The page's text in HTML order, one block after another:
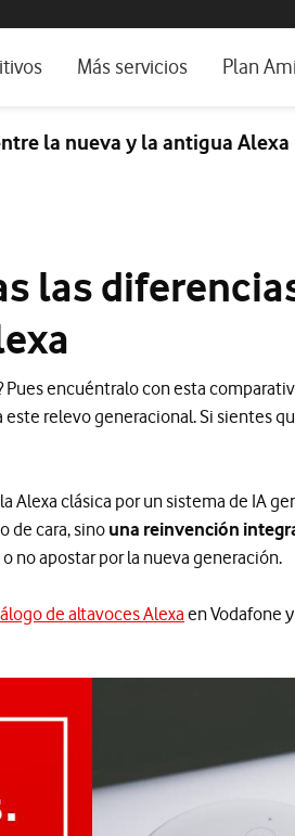
Más servicios Plan
la nueva y la antigua Alexa
las
encuéntralo con esta
relevo generacional. Si sientes
Alexa clásica por un sistema de IA
de cara, sino una reinvención
no apostar por la nueva generación.
de altavoces Alexaen Vodafone